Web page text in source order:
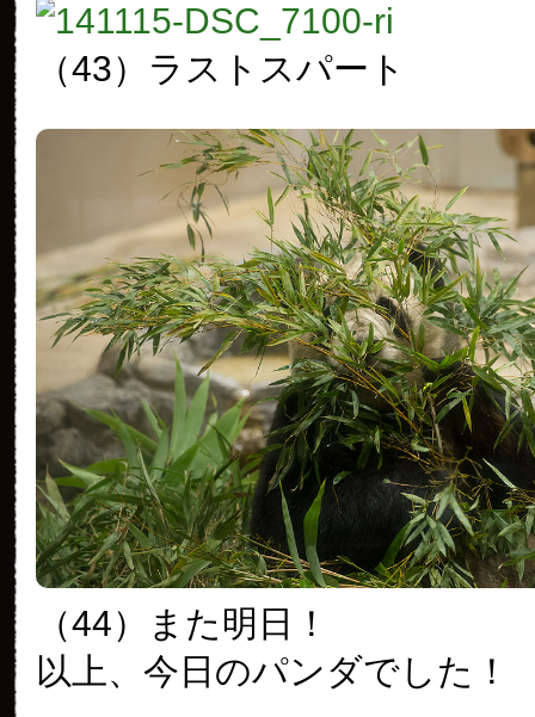
（43）ラストスパート
（44）また明日！
以上、今日のパンダでした！